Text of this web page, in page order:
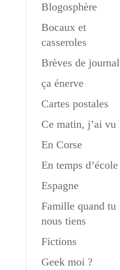
Blogosphère
Bocaux et
casseroles
Brèves de journal
ça énerve
Cartes postales
Ce matin, j’ai vu
En Corse
En temps d’école
Espagne
Famille quand tu
nous tiens
Fictions
Geek moi ?